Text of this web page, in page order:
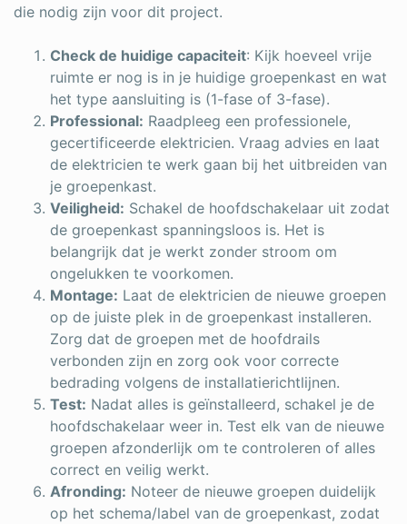
die nodig zijn voor dit project.
Check de huidige capaciteit: Kijk hoeveel vrije
ruimte er nog is in je huidige groepenkast en wat
het type aansluiting is (1-fase of 3-fase).
Professional: Raadpleeg een professionele,
gecertificeerde elektricien. Vraag advies en laat
de elektricien te werk gaan bij het uitbreiden van
je groepenkast.
Veiligheid: Schakel de hoofdschakelaar uit zodat
de groepenkast spanningsloos is. Het is
belangrijk dat je werkt zonder stroom om
ongelukken te voorkomen.
Montage: Laat de elektricien de nieuwe groepen
op de juiste plek in de groepenkast installeren.
Zorg dat de groepen met de hoofdrails
verbonden zijn en zorg ook voor correcte
bedrading volgens de installatierichtlijnen.
Test: Nadat alles is geïnstalleerd, schakel je de
hoofdschakelaar weer in. Test elk van de nieuwe
groepen afzonderlijk om te controleren of alles
correct en veilig werkt.
Afronding: Noteer de nieuwe groepen duidelijk
op het schema/label van de groepenkast, zodat